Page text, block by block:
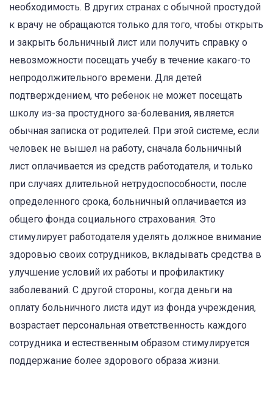
необходимость. В других странах с обычной простудой
к врачу не обращаются только для того, чтобы открыть
и закрыть больничный лист или получить справку о
невозможности посещать учебу в течение какаго-то
непродолжительного времени. Для детей
подтверждением, что ребенок не может посещать
школу из-за простудного за-болевания, является
обычная записка от родителей. При этой системе, если
человек не вышел на работу, сначала больничный
лист оплачивается из средств работодателя, и только
при случаях длительной нетрудоспособности, после
определенного срока, больничный оплачивается из
общего фонда социального страхования. Это
стимулирует работодателя уделять должное внимание
здоровью своих сотрудников, вкладывать средства в
улучшение условий их работы и профилактику
заболеваний. С другой стороны, когда деньги на
оплату больничного листа идут из фонда учреждения,
возрастает персональная ответственность каждого
сотрудника и естественным образом стимулируется
поддержание более здорового образа жизни.